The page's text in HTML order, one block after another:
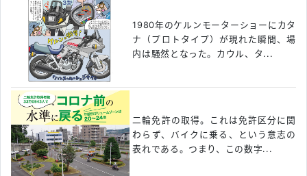
1980年のケルンモーターショーにカタ
ナ（プロトタイプ）が現れた瞬間、場
内は騒然となった。カウル、タ...
二輪免許の取得。これは免許区分に関
わらず、バイクに乗る、という意志の
表れである。つまり、この数字...